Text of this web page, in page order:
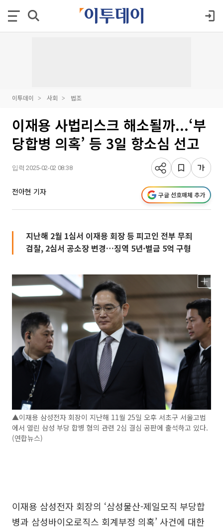
이투데이 사회 법조
이재용 사법리스크 해소될까...‘부
당합병 의혹’ 등 3일 항소심 선고
입력 2025-02-02 08:38
전아현 기자 구글 선호매체 추가
지난해 2월 1심서 이재용 회장 등 피고인 전부 무죄
검찰, 2심서 공소장 변경…징역 5년·벌금 5억 구형
▲이재용 삼성전자 회장이 지난해 11월 25일 오후 서초구 서울고법
에서 열린 삼성 부당 합병 혐의 관련 2심 결심 공판에 출석하고 있다.
(연합뉴스)
이재용 삼성전자 회장의 ‘삼성물산-제일모직 부당합
병과 삼성바이오로직스 회계부정 의혹’ 사건에 대한